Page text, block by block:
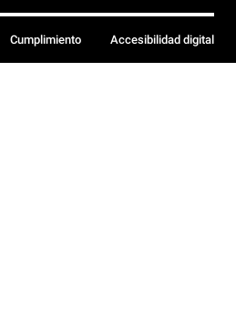
Cumplimiento Accesibilidad digital